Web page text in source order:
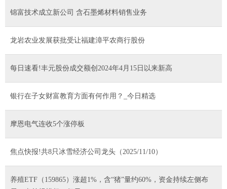
锦富技术成立新公司 含石墨烯材料销售业务
龙岩农业发展获批受让福建漳平农商行股份
每日速看!丰元股份成交额创2024年4月15日以来新高
银行在子女财富教育方面有何作用？_今日精选
摩恩电气连收5个涨停板
焦点快报!共8只冰雪经济公司龙头（2025/11/10）
养殖ETF（159865）涨超1%，含“猪”量约60%，资金持续左侧布